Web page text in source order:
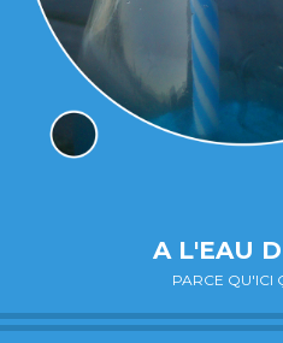
A L'EAU
PARCE QU'ICI